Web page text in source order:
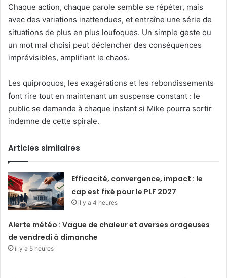
Chaque action, chaque parole semble se répéter, mais
avec des variations inattendues, et entraîne une série de
situations de plus en plus loufoques. Un simple geste ou
un mot mal choisi peut déclencher des conséquences
imprévisibles, amplifiant le chaos.
Les quiproquos, les exagérations et les rebondissements
font rire tout en maintenant un suspense constant : le
public se demande à chaque instant si Mike pourra sortir
indemne de cette spirale.
Articles similaires
Efficacité, convergence, impact : le
cap est fixé pour le PLF 2027
il y a 4 heures
Alerte météo : Vague de chaleur et averses orageuses
de vendredi à dimanche
il y a 5 heures